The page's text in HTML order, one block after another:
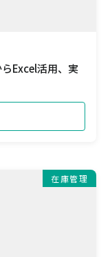
Excel活用、実
在庫管理